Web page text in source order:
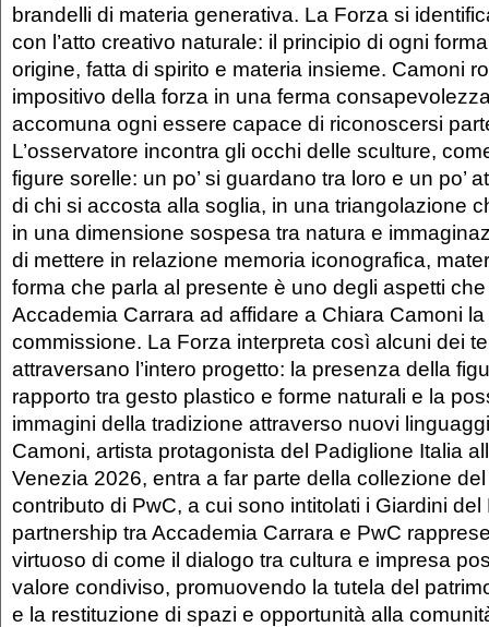
brandelli di materia generativa. La Forza si
con l’atto creativo naturale: il principio di ogni
origine, fatta di spirito e materia insieme. Camoni
impositivo della forza in una ferma
accomuna ogni essere capace di riconoscersi
L’osservatore incontra gli occhi delle sculture,
figure sorelle: un po’ si guardano tra loro e un po’
di chi si accosta alla soglia, in una triangolazione
in una dimensione sospesa tra natura e
di mettere in relazione memoria iconografica,
forma che parla al presente è uno degli aspetti
Accademia Carrara ad affidare a Chiara Camoni
commissione. La Forza interpreta così alcuni dei
attraversano l’intero progetto: la presenza della
rapporto tra gesto plastico e forme naturali e la
immagini della tradizione attraverso nuovi
Camoni, artista protagonista del Padiglione Italia
Venezia 2026, entra a far parte della collezione
contributo di PwC, a cui sono intitolati i Giardini del
partnership tra Accademia Carrara e PwC
virtuoso di come il dialogo tra cultura e impresa
valore condiviso, promuovendo la tutela del
e la restituzione di spazi e opportunità alla